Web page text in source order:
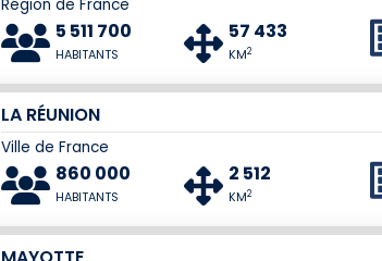
Région de France
5 511 700
HABITANTS
57 433
KM2
LA RÉUNION
Ville de France
860 000
HABITANTS
2 512
KM2